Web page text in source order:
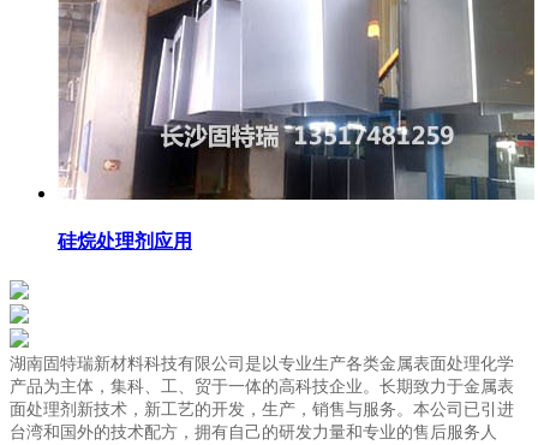
硅烷处理剂应用
湖南固特瑞新材料科技有限公司是以专业生产各类金属表面处理化学
产品为主体，集科、工、贸于一体的高科技企业。长期致力于金属表
面处理剂新技术，新工艺的开发，生产，销售与服务。本公司已引进
台湾和国外的技术配方，拥有自己的研发力量和专业的售后服务人